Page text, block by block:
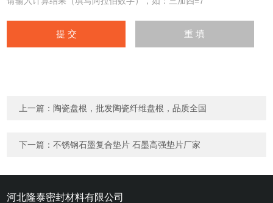
上一篇： 陶瓷盘根，批发陶瓷纤维盘根，品质全国
下一篇：不锈钢石墨复合垫片 石墨高强垫片厂家
河北隆泰密封材料有限公司